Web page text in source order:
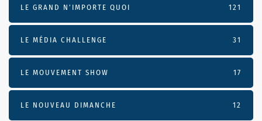
LE GRAND N’IMPORTE QUOI 121
LE MÉDIA CHALLENGE 31
LE MOUVEMENT SHOW 17
LE NOUVEAU DIMANCHE 12